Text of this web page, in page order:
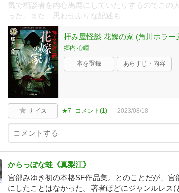
気で相談者を内心馬鹿にしていたりするのでこの
った。また、思わせぶりな記述も→
拝み屋怪談 花嫁の家 (角川ホラー
郷内 心瞳
本を登録 あらすじ・内容
ナイス ★7 コメント(1) 2023/08/18
からっぽな蛙《真梨江》
宮部みゆき初の本格SF作品集。とのことだが、
にしたことはなかった。著者ほどにジャンルレス